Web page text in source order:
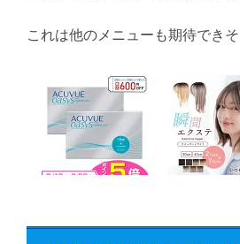
これは他のメニューも期待できそ